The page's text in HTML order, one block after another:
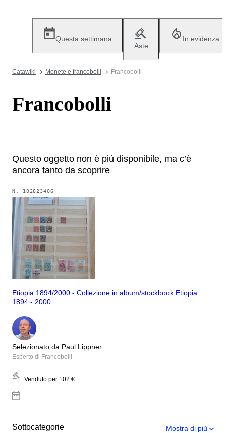
Questa settimana
Aste
In evidenza
Catawiki Monete e francobolli Francobolli
Francobolli
Questo oggetto non è più disponibile, ma c’è
ancora tanto da scoprire
N. 102823406
Etiopia 1894/2000 - Collezione in album/stockbook Etiopia
1894 - 2000
Selezionato da Paul Lippner
Esperto di Francobolli
Venduto per 102 €
Sottocategorie Mostra di più